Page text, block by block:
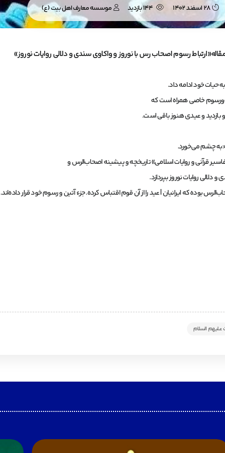
28 اسفند 1402 144 بازدید موسسه معارف اهل بیت (ع)
رسوم اصحاب رس با نوروز و واکاوی سندی و دلالی روایات نوروز»
حیات خود ادامه داد.
خاصی همراه است که
بازدید و عیدی هنوز باقی است.
چشم می‌خورد.
قرآنی و روایات اسلامی» تاریخچه و پیشینه اصحاب‌الرس و
روایات نوروز بپردازد.
بوده که ایرانیان | عید را از آن قوم اقتباس کرده. جزء آتین و رسوم خود قرار داده‌اند.
السلام